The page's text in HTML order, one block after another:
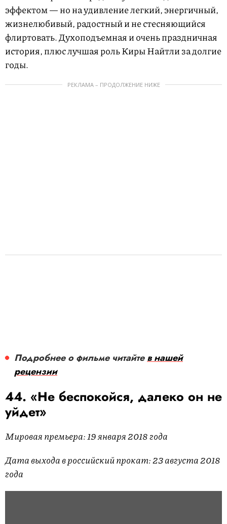
эффектом — но на удивление легкий, энергичный,
жизнелюбивый, радостный и не стесняющийся
флиртовать. Духоподъемная и очень праздничная
история, плюс лучшая роль Киры Найтли за долгие
годы.
РЕКЛАМА – ПРОДОЛЖЕНИЕ НИЖЕ
Подробнее о фильме читайтев нашей
рецензии
44. «Не беспокойся, далеко он не
уйдет»
Мировая премьера: 19 января 2018 года
Дата выхода в российский прокат: 23 августа 2018
года